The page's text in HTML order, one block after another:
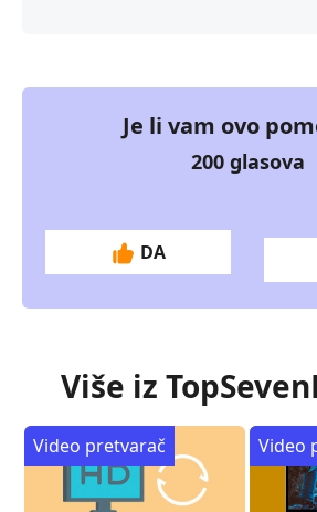
Je li vam ovo
200glasova
DA
Više iz
Video pretvarač Video